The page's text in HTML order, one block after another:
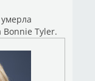
Bonnie Tyler.